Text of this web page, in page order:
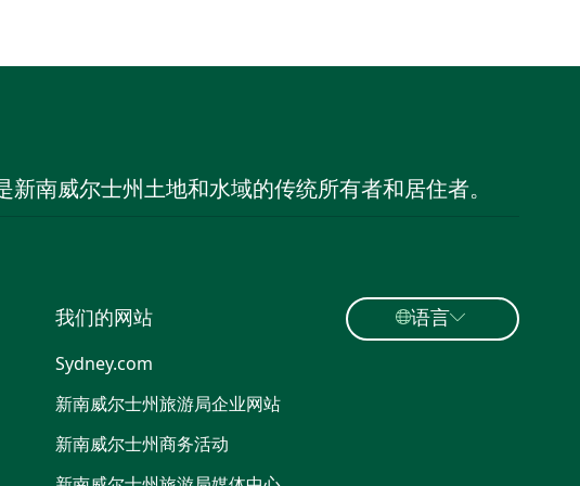
南威尔士州土地和水域的传统所有者和居住者。
我们的网站
Sydney.com
新南威尔士州旅游局企业网站
新南威尔士州商务活动
语言